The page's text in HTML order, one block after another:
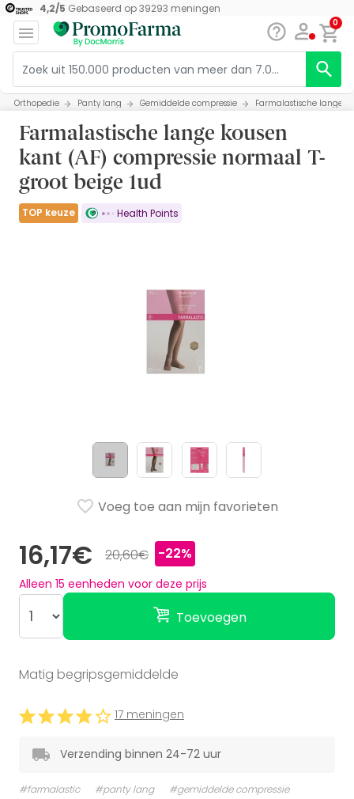
4,2/5 Gebaseerd op39293 meningen
0
Orthopedie Panty lang Gemiddelde compressie Farmalastische lange
Farmalastische lange kousen
kant (AF) compressie normaal T-
groot beige 1ud
TOP keuze Health Points
16,17€ 20,60€ -22%
Alleen 15 eenheden voor deze prijs
Toevoegen
Voeg toe aan mijn favorieten
Matig begripsgemiddelde
17 meningen
Verzending binnen 24-72 uur
#farmalastic #panty lang #gemiddelde compressie